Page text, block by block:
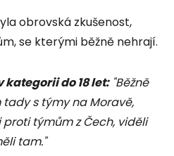
obrovská zkušenost,
se kterými běžně nehrají.
kategorii do 18 let:"Běžně
s týmy na Moravě,
proti týmům z Čech, viděli
tam."